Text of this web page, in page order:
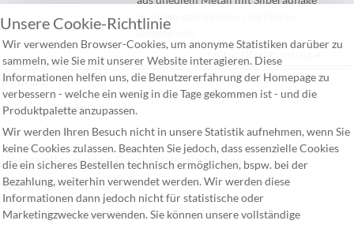
in einem galvanischen Verfahren
aufgebracht.
zurück | Seitenanfang
Kontakt
Häufige Fragen
Versandkosten
Unsere allgemeinen Geschäftsbedingungen
Widerufsbelehrung
Datenschutzerklärung
Unsere Cookie-Richtlinie
Wir verwenden Browser-Cookies, um anonyme Statistiken darüber zu
sammeln, wie Sie mit unserer Website interagieren. Diese
Informationen helfen uns, die Benutzererfahrung der Homepage zu
verbessern - welche ein wenig in die Tage gekommen ist - und die
Produktpalette anzupassen.
Wir werden Ihren Besuch nicht in unsere Statistik aufnehmen, wenn Sie
keine Cookies zulassen. Beachten Sie jedoch, dass essenzielle Cookies
die ein sicheres Bestellen technisch ermöglichen, bspw. bei der
Bezahlung, weiterhin verwendet werden. Wir werden diese
Informationen dann jedoch nicht für statistische oder
Marketingzwecke verwenden. Sie können unsere vollständige